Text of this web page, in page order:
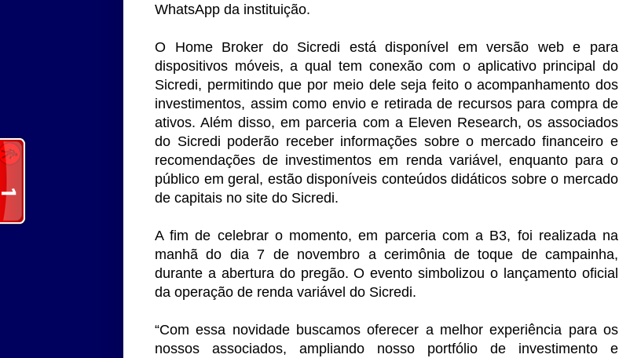
WhatsApp da instituição.
O Home Broker do Sicredi está disponível em versão web e para
dispositivos móveis, a qual tem conexão com o aplicativo principal do
Sicredi, permitindo que por meio dele seja feito o acompanhamento dos
investimentos, assim como envio e retirada de recursos para compra de
ativos. Além disso, em parceria com a Eleven Research, os associados
do Sicredi poderão receber informações sobre o mercado financeiro e
recomendações de investimentos em renda variável, enquanto para o
público em geral, estão disponíveis conteúdos didáticos sobre o mercado
de capitais no site do Sicredi.
A fim de celebrar o momento, em parceria com a B3, foi realizada na
manhã do dia 7 de novembro a cerimônia de toque de campainha,
durante a abertura do pregão. O evento simbolizou o lançamento oficial
da operação de renda variável do Sicredi.
“Com essa novidade buscamos oferecer a melhor experiência para os
nossos associados, ampliando nosso portfólio de investimento e